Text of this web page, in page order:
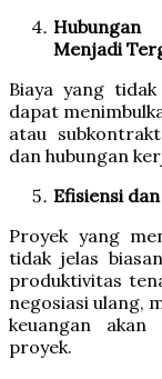
Menjadi
Biaya yang
dapat
atau
dan hubungan
Efisiensi
Proyek yang
tidak jelas
produktivitas
negosiasi ulang,
keuangan akan
proyek.